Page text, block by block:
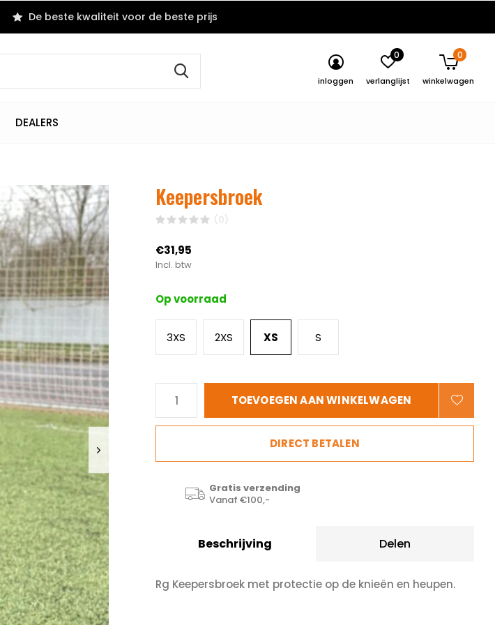
DEALERS
inloggen verlanglijst
0
winkelwagen
0
De beste kwaliteit voor de beste prijs
Keepersbroek
(0)
€31,95
Incl. btw
Op voorraad
3XS 2XS XS S
TOEVOEGEN AAN WINKELWAGEN
DIRECT BETALEN
Gratis verzending
Vanaf €100,-
Beschrijving Delen
Rg Keepersbroek met protectie op de knieën en heupen.